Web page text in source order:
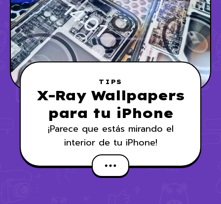
TIPS
X-Ray Wallpapers
para tu iPhone
¡Parece que estás mirando el
interior de tu iPhone!